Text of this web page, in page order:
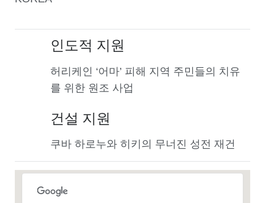
인도적 지원
허리케인 ‘어마’ 피해 지역 주민들의 치유
를 위한 원조 사업
건설 지원
쿠바 하로누와 히키의 무너진 성전 재건